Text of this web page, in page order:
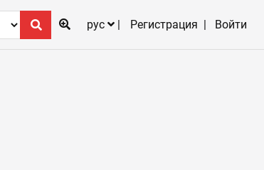
рус
Регистрация Войти